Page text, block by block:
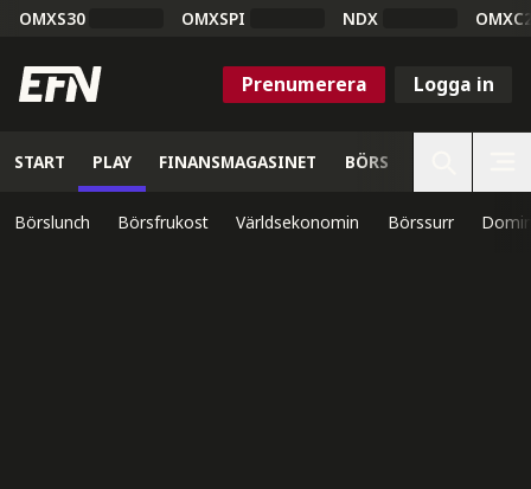
OMXS30 OMXSPI NDX
Prenumerera Logga in
START PLAY FINANSMAGASINET BÖRS
Börslunch Börsfrukost Världsekonomin Börssurr